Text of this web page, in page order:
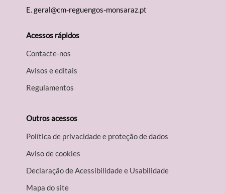
E.geral@cm-reguengos-monsaraz.pt
Acessos rápidos
Contacte-nos
Avisos e editais
Regulamentos
Outros acessos
Política de privacidade e proteção de dados
Aviso de cookies
Declaração de Acessibilidade e Usabilidade
Mapa do site